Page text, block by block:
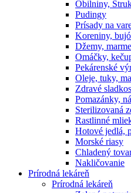
Obilniny,
Pudingy
Prísady na
Koreniny,
Džemy,
Omáčky,
Pekárenské
Oleje, tuky,
Zdravé
Pomazánky,
Sterilizovaná
Rastlinné
Hotové jedlá,
Morské riasy
Chladený
Nakličovanie
Prírodná lekáreň
Prírodná lekáreň